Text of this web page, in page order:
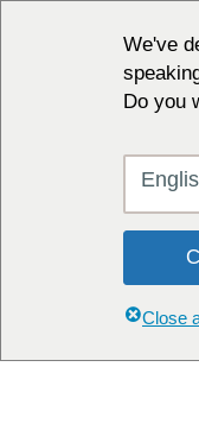
We've
Do you
Close